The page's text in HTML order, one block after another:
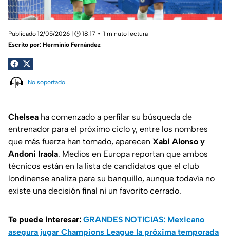
Publicado 12/05/2026 | 🕑 18:17
1 minuto lectura
Escrito por: Herminio Fernández
No soportado
Chelsea ha comenzado a perfilar su búsqueda de
entrenador para el próximo ciclo y, entre los nombres
que más fuerza han tomado, aparecen Xabi Alonso y
Andoni Iraola. Medios en Europa reportan que ambos
técnicos están en la lista de candidatos que el club
londinense analiza para su banquillo, aunque todavía no
existe una decisión final ni un favorito cerrado.
Te puede interesar: GRANDES NOTICIAS: Mexicano
asegura jugar Champions League la próxima temporada